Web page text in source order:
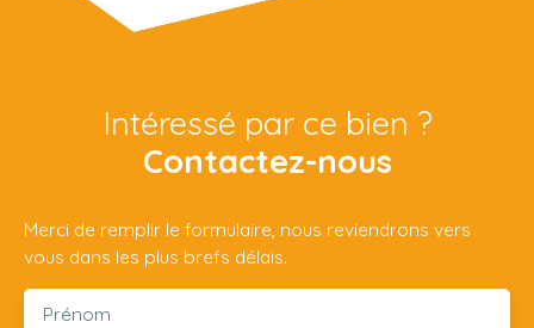
Intéressé par ce bien ?
Contactez-nous
Merci de remplir le formulaire, nous reviendrons vers
vous dans les plus brefs délais.
Prénom